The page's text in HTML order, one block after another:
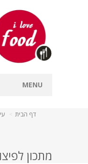
MENU
דף הבית
מתכון